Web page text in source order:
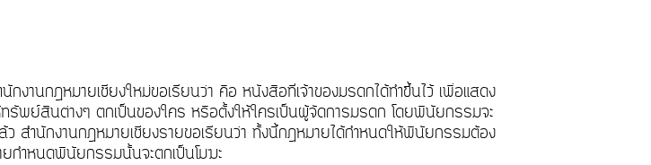
งานกฎหมายเชียงใหม่ขอเรียนว่า คือ หนังสือที่เจ้าของมรดกได้ทำขึ้นไว้ เพื่อแสดง
ทรัพย์สินต่างๆ ตกเป็นของใคร หรือตั้งให้ใครเป็นผู้จัดการมรดก โดยพินัยกรรมจะ
ว สำนักงานกฎหมายเชียงรายขอเรียนว่า ทั้งนี้กฎหมายได้กำหนดให้พินัยกรรมต้อง
กำหนดพินัยกรรมนั้นจะตกเป็นโมฆะ